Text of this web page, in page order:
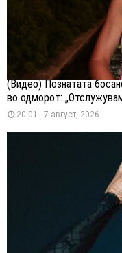
(Видео) Познатата
во одморот:
20:01 - 7 август, 2026